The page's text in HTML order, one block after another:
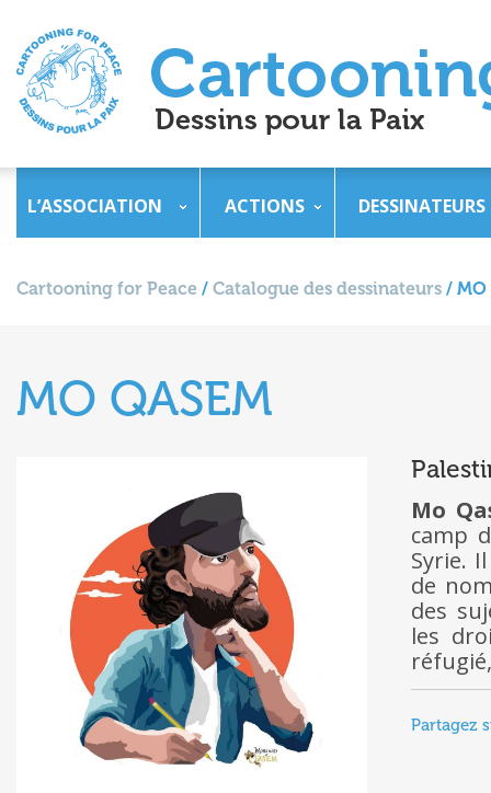
L’ASSOCIATION ACTIONS DESSINATEURS
Cartooning for Peace / Catalogue des dessinateurs / MO
MO QASEM
Mo
camp
Syrie.
de
des
les
Partagez